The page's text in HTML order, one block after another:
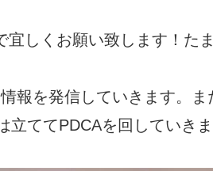
しくお願い致します！た
報を発信していきます。ま
立ててPDCAを回していきま